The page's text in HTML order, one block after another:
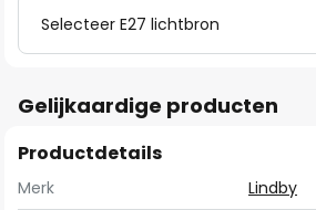
Selecteer E27 lichtbron
Gelijkaardige producten
Productdetails
Merk
Lindby